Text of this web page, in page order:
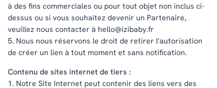
à des fins commerciales ou pour tout objet non inclus ci-
dessus ou si vous souhaitez devenir un Partenaire,
veuillez nous contacter à hello@izibaby.fr
5. Nous nous réservons le droit de retirer l'autorisation
de créer un lien à tout moment et sans notification.
Contenu de sites internet de tiers :
1. Notre Site Internet peut contenir des liens vers des